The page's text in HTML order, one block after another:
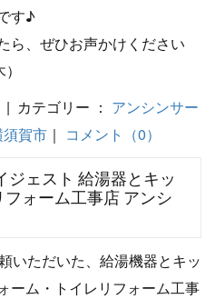
す♪
ら、ぜひお声かけください
カテゴリー ： アンシンサー
須賀市 ｜ コメント（0）
ジェスト 給湯器とキッ
ォーム工事店 アンシ
いただいた、給湯機器とキッ
ーム・トイレリフォーム工事